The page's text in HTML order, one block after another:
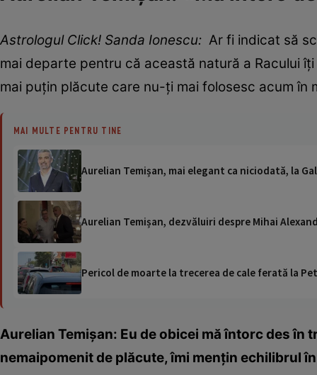
Astrologul Click! Sanda Ionescu: Ar fi indicat să
mai departe pentru că această natură a Racului
mai puțin plăcute care nu-ți mai folosesc acum în
MAI MULTE PENTRU TINE
Aurelian Temișan, mai elegant ca niciodată, la
Aurelian Temișan, dezvăluiri despre Mihai
Pericol de moarte la trecerea de cale ferată la
Aurelian Temișan: Eu de obicei mă întorc des în
nemaipomenit de plăcute, îmi mențin echilibrul